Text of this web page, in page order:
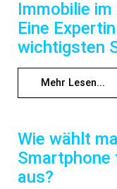
Immobilie
Eine
wichtigsten
Mehr Lesen...
Wie wählt
Smartphone
aus?